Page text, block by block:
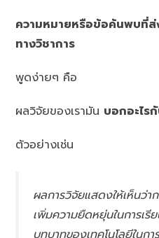
ความหมายหรือข้อค้นพบที่
ทางวิชาการ
พูดง่ายๆ คือ
ผลวิจัยของเรามัน บอกอะไร
ตัวอย่างเช่น
ผลการวิจัยแสดงให้เห็นว่า
เพิ่มความยืดหยุ่นในการเรี
บทบาทของเทคโนโลยีในก